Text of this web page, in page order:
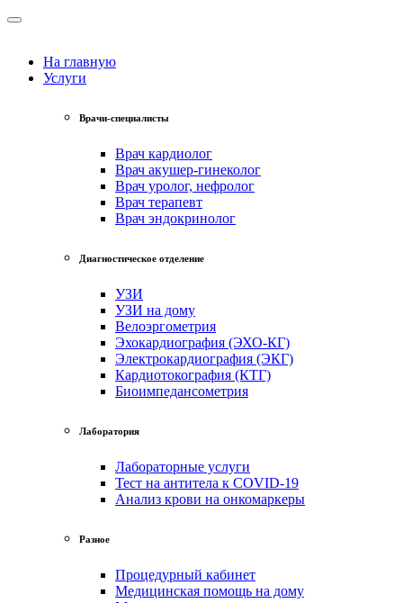
На главную
Услуги
Врачи-специалисты
Врач кардиолог
Врач акушер-гинеколог
Врач уролог, нефролог
Врач терапевт
Врач эндокринолог
Диагностическое отделение
УЗИ
УЗИ на дому
Велоэргометрия
Эхокардиография (ЭХО-КГ)
Электрокардиография (ЭКГ)
Кардиотокография (КТГ)
Биоимпедансометрия
Лаборатория
Лабораторные услуги
Тест на антитела к COVID-19
Анализ крови на онкомаркеры
Разное
Процедурный кабинет
Медицинская помощь на дому